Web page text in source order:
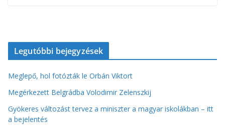
Legutóbbi bejegyzések
Meglepő, hol fotózták le Orbán Viktort
Megérkezett Belgrádba Volodimir Zelenszkij
Gyökeres változást tervez a miniszter a magyar iskolákban – itt
a bejelentés